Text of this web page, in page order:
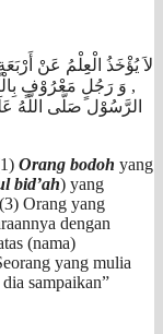
لاَ يُؤْخَذُ الْعِِلْمُ عَنْ
, وَ رَجُلٍ مَعْرُوْفٍ
الرَّسُوْل صَلَّى اللَّهُ
Orang bodoh yang
bid’ah) yang
Orang yang
dengan
(nama)
yang mulia
sampaikan”